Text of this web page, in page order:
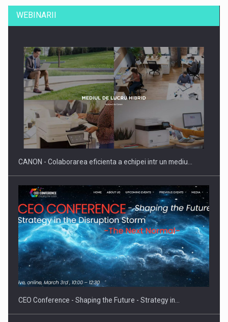
WEBINARII
CANON - Colaborarea eficienta a echipei intr un mediu…
CEO Conference - Shaping the Future - Strategy in…